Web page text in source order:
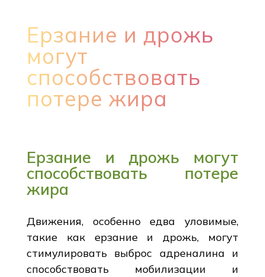
Ерзание и дрожь
могут
способствовать
потере жира
Ерзание и дрожь могут
способствовать потере
жира
Движения, особенно едва уловимые,
такие как ерзание и дрожь, могут
стимулировать выброс адреналина и
способствовать мобилизации и